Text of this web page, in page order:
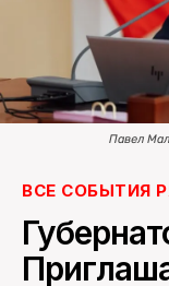
Павел
ВСЕ СОБЫТИЯ